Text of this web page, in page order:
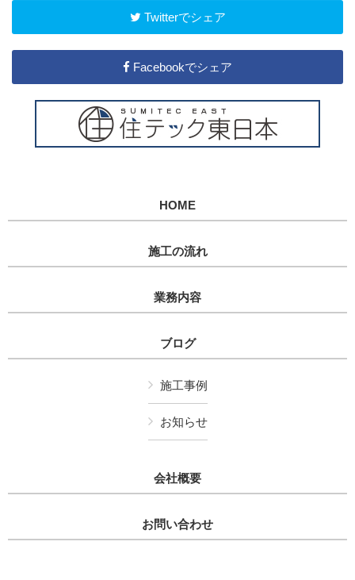
Twitterでシェア
Facebookでシェア
HOME
施工の流れ
業務内容
ブログ
施工事例
お知らせ
会社概要
お問い合わせ